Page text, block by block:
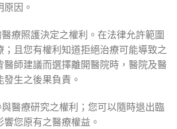
因。
療照護決定之權利。在法律允許範圍
；且您有權利知道拒絕治療可能導致之
醫師建議而選擇離開醫院時，醫院及醫
生之後果負責。
醫療研究之權利；您可以隨時退出臨
您原有之醫療權益。